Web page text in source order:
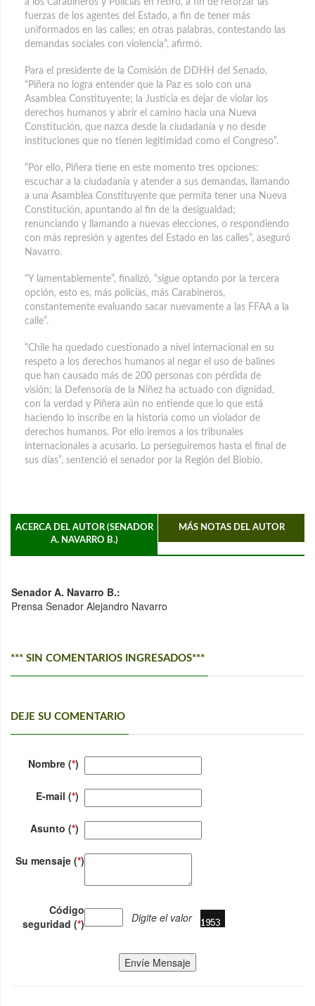
fuerzas de los agentes del Estado, a fin de tener más
uniformados en las calles; en otras palabras, contestando las
demandas sociales con violencia”, afirmó.
Para el presidente de la Comisión de DDHH del Senado,
“Piñera no logra entender que la Paz es solo con una
Asamblea Constituyente; la Justicia es dejar de violar los
derechos humanos y abrir el camino hacia una Nueva
Constitución, que nazca desde la ciudadanía y no desde
instituciones que no tienen legitimidad como el Congreso”.
“Por ello, Piñera tiene en este momento tres opciones:
escuchar a la ciudadanía y atender a sus demandas, llamando
a una Asamblea Constituyente que permita tener una Nueva
Constitución, apuntando al fin de la desigualdad;
renunciando y llamando a nuevas elecciones, o respondiendo
con más represión y agentes del Estado en las calles”, aseguró
Navarro.
“Y lamentablemente”, finalizó, “sigue optando por la tercera
opción, esto es, más policías, más Carabineros,
constantemente evaluando sacar nuevamente a las FFAA a la
calle”.
“Chile ha quedado cuestionado a nivel internacional en su
respeto a los derechos humanos al negar el uso de balines
que han causado más de 200 personas con pérdida de
visión; la Defensoría de la Niñez ha actuado con dignidad,
con la verdad y Piñera aún no entiende que lo que está
haciendo lo inscribe en la historia como un violador de
derechos humanos. Por ello iremos a los tribunales
internacionales a acusarlo. Lo perseguiremos hasta el final de
sus días”, sentenció el senador por la Región del Biobío.
ACERCA DEL AUTOR (SENADOR
A. NAVARRO B.)
MÁS NOTAS DEL AUTOR
Senador A. Navarro B.:
Prensa Senador Alejandro Navarro
*** SIN COMENTARIOS INGRESADOS***
DEJE SU COMENTARIO
Nombre (*)
E-mail (*)
Asunto (*)
Su mensaje (*)
Código
seguridad (*) Digite el valor
Envíe Mensaje